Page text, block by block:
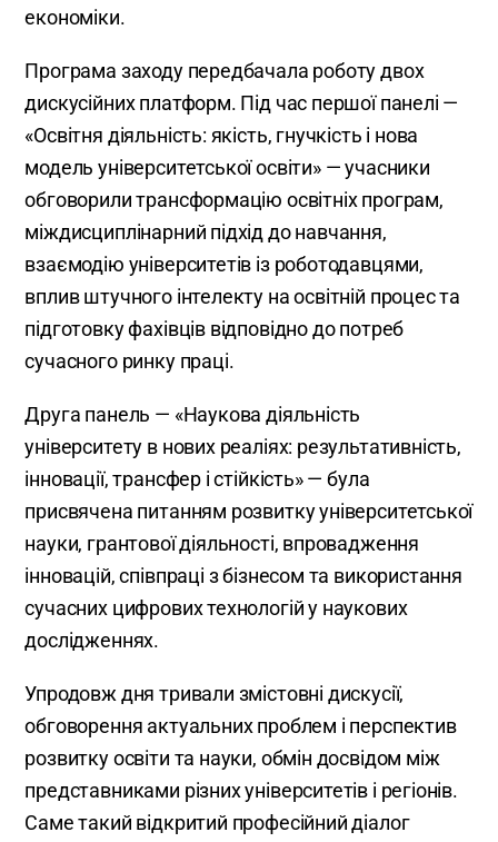
економіки.
Програма заходу передбачала роботу двох
дискусійних платформ. Під час першої панелі —
«Освітня діяльність: якість, гнучкість і нова
модель університетської освіти» — учасники
обговорили трансформацію освітніх програм,
міждисциплінарний підхід до навчання,
взаємодію університетів із роботодавцями,
вплив штучного інтелекту на освітній процес та
підготовку фахівців відповідно до потреб
сучасного ринку праці.
Друга панель — «Наукова діяльність
університету в нових реаліях: результативність,
інновації, трансфер і стійкість» — була
присвячена питанням розвитку університетської
науки, грантової діяльності, впровадження
інновацій, співпраці з бізнесом та використання
сучасних цифрових технологій у наукових
дослідженнях.
Упродовж дня тривали змістовні дискусії,
обговорення актуальних проблем і перспектив
розвитку освіти та науки, обмін досвідом між
представниками різних університетів і регіонів.
Саме такий відкритий професійний діалог